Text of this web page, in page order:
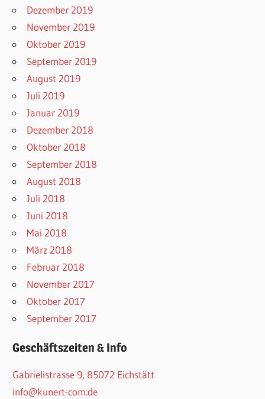
Dezember 2019
November 2019
Oktober 2019
September 2019
August 2019
Juli 2019
Januar 2019
Dezember 2018
Oktober 2018
September 2018
August 2018
Juli 2018
Juni 2018
Mai 2018
März 2018
Februar 2018
November 2017
Oktober 2017
September 2017
Geschäftszeiten & Info
Gabrielistrasse 9, 85072 Eichstätt
info@kunert-com.de